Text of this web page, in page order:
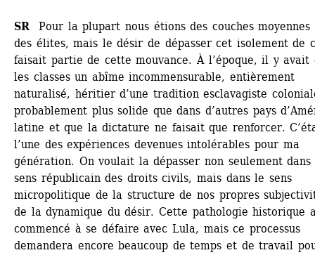
SR Pour la plupart nous étions des couches moyennes
des élites, mais le désir de dépasser cet isolement de
faisait partie de cette mouvance. À l’époque, il y avait
les classes un abîme incommensurable, entièrement
naturalisé, héritier d’une tradition esclavagiste
probablement plus solide que dans d’autres pays
latine et que la dictature ne faisait que renforcer.
l’une des expériences devenues intolérables pour ma
génération. On voulait la dépasser non seulement dans
sens républicain des droits civils, mais dans le sens
micropolitique de la structure de nos propres
de la dynamique du désir. Cette pathologie historique
commencé à se défaire avec Lula, mais ce processus
demandera encore beaucoup de temps et de travail